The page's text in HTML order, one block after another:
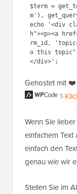
$term =
m'),
echo '<div
h"><p><a
rm_id,
o this topic"
Gehostet mit
1-
Wenn Sie
einfachem
einfach den
genau wie wir
Stellen Sie im